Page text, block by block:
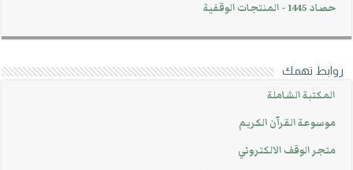
حصاد 1445 - المنتجات الوقفية
روابط تهمك
المكتبة الشاملة
موسوعة القرآن الكريم
متجر الوقف الالكتروني